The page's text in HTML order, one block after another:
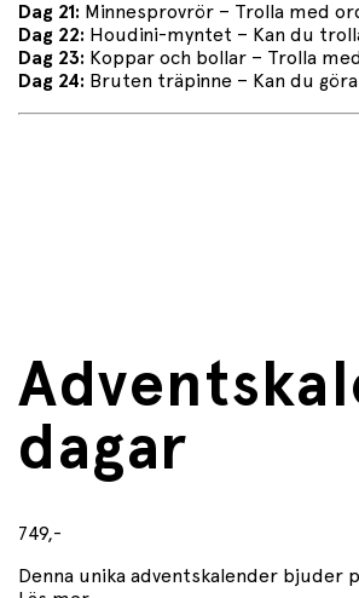
Dag 21: Minnesprovrör – Trolla med
Dag 22: Houdini-myntet – Kan du
Dag 23: Koppar och bollar – Trolla
Dag 24: Bruten träpinne – Kan du
dagar
749,-
Denna unika adventskalender bjuder